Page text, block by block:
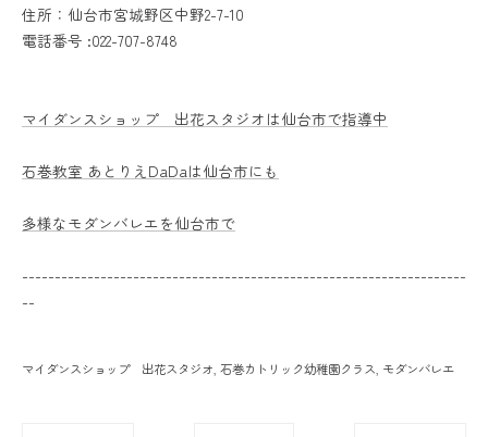
住所：仙台市宮城野区中野2-7-10
電話番号 :022-707-8748
マイダンスショップ 出花スタジオは仙台市で指導中
石巻教室 あとりえDaDaは仙台市にも
多様なモダンバレエを仙台市で
--------------------------------------------------------------------
--
マイダンスショップ 出花スタジオ 石巻カトリック幼稚園クラス モダンバレエ